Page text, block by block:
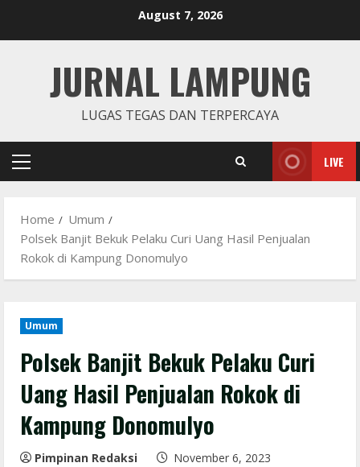
August 7, 2026
JURNAL LAMPUNG
LUGAS TEGAS DAN TERPERCAYA
Primary
LIVE
Home
Umum
Polsek Banjit Bekuk Pelaku Curi Uang Hasil Penjualan
Rokok di Kampung Donomulyo
Umum
Polsek Banjit Bekuk Pelaku Curi
Uang Hasil Penjualan Rokok di
Kampung Donomulyo
Pimpinan Redaksi
November 6, 2023